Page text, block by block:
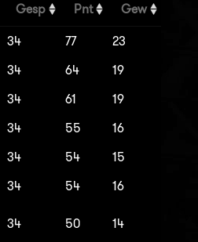
Gesp Pnt Gew
34 77
23
34 64
19
34 61
19
34 55
16
34 54
15
34 54 16
34 50 14